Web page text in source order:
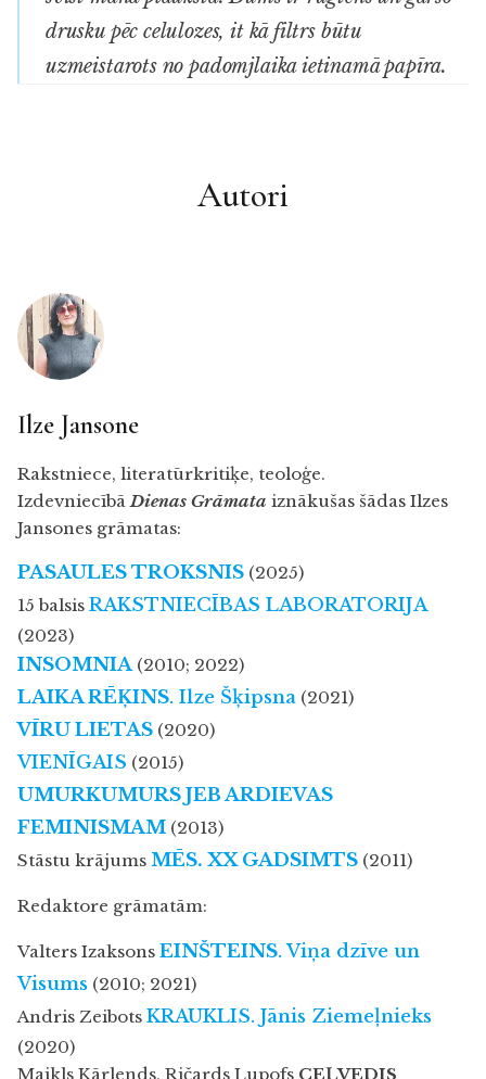
drusku pēc celulozes, it kā filtrs būtu
uzmeistarots no padomjlaika ietinamā papīra.
Autori
Ilze Jansone
Rakstniece, literatūrkritiķe, teoloģe.
Izdevniecībā Dienas Grāmata iznākušas šādas Ilzes
Jansones grāmatas:
PASAULES TROKSNIS (2025)
15 balsis RAKSTNIECĪBAS LABORATORIJA
(2023)
INSOMNIA(2010; 2022)
LAIKA RĒĶINS. Ilze Šķipsna (2021)
VĪRU LIETAS (2020)
VIENĪGAIS (2015)
UMURKUMURS JEB ARDIEVAS
FEMINISMAM (2013)
Stāstu krājums MĒS. XX GADSIMTS (2011)
Redaktore grāmatām:
Valters Izaksons EINŠTEINS. Viņa dzīve un
Visums (2010; 2021)
Andris Zeibots KRAUKLIS. Jānis Ziemeļnieks
(2020)
Maikls Kārlends, Ričards Lupofs CEĻVEDIS